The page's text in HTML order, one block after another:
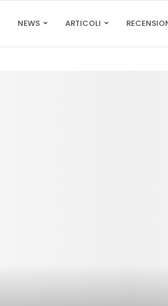
NEWS ARTICOLI